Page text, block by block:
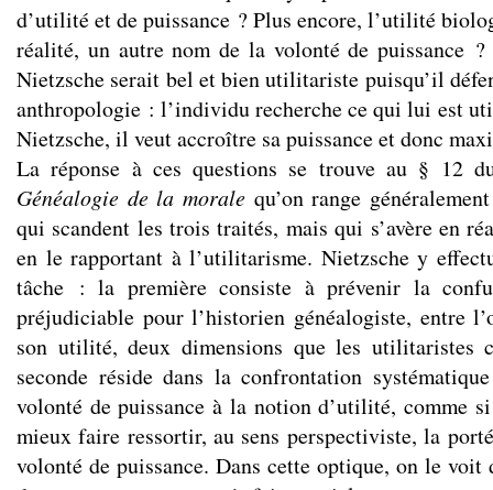
d’utilité et de puissance ? Plus encore, l’utilité
réalité, un autre nom de la volonté de puissance ?
Nietzsche serait bel et bien utilitariste puisqu’il
anthropologie : l’individu recherche ce qui lui est
Nietzsche, il veut accroître sa puissance et donc
La réponse à ces questions se trouve au § 12
Généalogie de la morale qu’on range
qui scandent les trois traités, mais qui s’avère en
en le rapportant à l’utilitarisme. Nietzsche y
tâche : la première consiste à prévenir la
préjudiciable pour l’historien généalogiste, entre
son utilité, deux dimensions que les
seconde réside dans la confrontation
volonté de puissance à la notion d’utilité, comme
mieux faire ressortir, au sens perspectiviste, la
volonté de puissance. Dans cette optique, on le voit